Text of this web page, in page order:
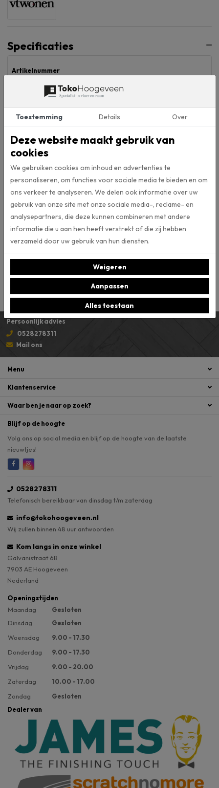
Specificaties
Artikelnummer
Breedte (mm)
Lengte (mm) 914
Type vloer
7.
Slijtlaag
Merk VTwonen
Persoonlijk advies
0528278311
Mail ons
Menu
Klantenservice
Waar ben je naar op zoek?
Blijf op de hoogte
Volg ons op social media en blijf op de hoogte van de laatste
nieuwtjes!
0528278311
Telefonisch bereikbaar van dinsdag t/m zaterdag
info@tokohoogeveen.nl
Wij zullen binnen 48 uur antwoorden
Kom langs in onze winkel
Galvanistraat 6B
7903 AE Hoogeveen
Nederland
Openingstijden
Maandag
Gesloten
Dinsdag
Gesloten
Woensdag
9.00 - 17.30
Donderdag
9.00 - 17.30
Vrijdag
9.00 - 20.00
Zaterdag
10.00 - 17.00
Zondag
Gesloten
Dealer van
Toestemming Details Over
Deze website maakt gebruik van
cookies
We gebruiken cookies om inhoud en advertenties te
personaliseren, om functies voor sociale media te bieden en om
ons verkeer te analyseren. We delen ook informatie over uw
gebruik van onze site met onze sociale media-, reclame- en
analysepartners, die deze kunnen combineren met andere
informatie die u aan hen heeft verstrekt of die zij hebben
verzameld door uw gebruik van hun diensten.
Weigeren
Aanpassen
Alles toestaan